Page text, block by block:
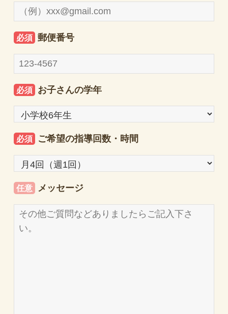
必須 郵便番号
必須 お子さんの学年
必須 ご希望の指導回数・時間
任意 メッセージ